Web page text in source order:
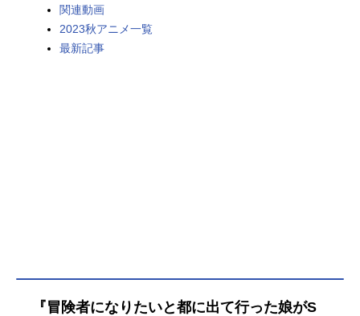
関連動画
2023秋アニメ一覧
最新記事
『冒険者になりたいと都に出て行った娘がS